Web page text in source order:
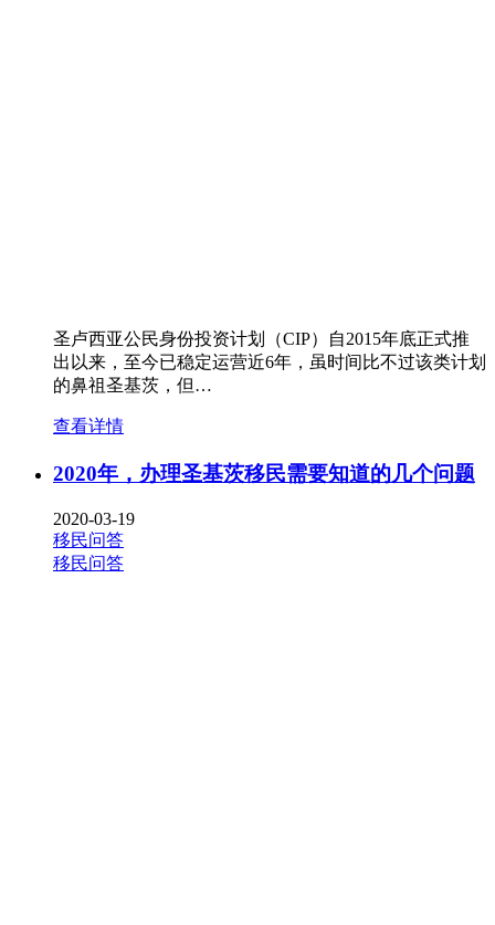
圣卢西亚公民身份投资计划（CIP）自2015年底正式推
出以来，至今已稳定运营近6年，虽时间比不过该类计划
的鼻祖圣基茨，但…
查看详情
2020年，办理圣基茨移民需要知道的几个问题
2020-03-19
移民问答
移民问答